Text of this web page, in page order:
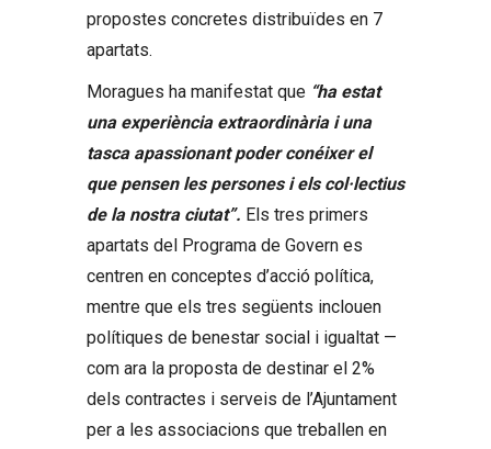
propostes concretes distribuïdes en 7
apartats.
Moragues ha manifestat que “ha estat
una experiència extraordinària i una
tasca apassionant poder conéixer el
que pensen les persones i els col·lectius
de la nostra ciutat”. Els tres primers
apartats del Programa de Govern es
centren en conceptes d’acció política,
mentre que els tres següents inclouen
polítiques de benestar social i igualtat —
com ara la proposta de destinar el 2%
dels contractes i serveis de l’Ajuntament
per a les associacions que treballen en